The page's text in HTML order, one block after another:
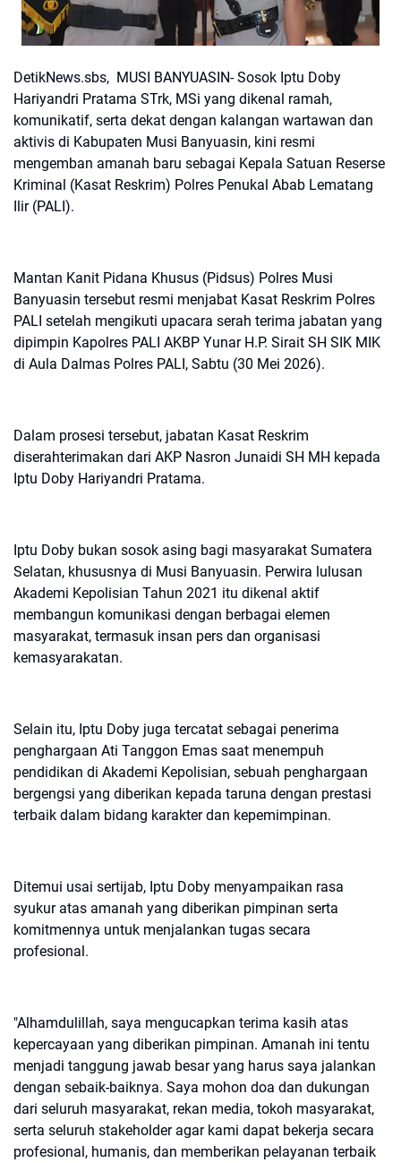
DetikNews.sbs, MUSI BANYUASIN- Sosok Iptu Doby
Hariyandri Pratama STrk, MSi yang dikenal ramah,
komunikatif, serta dekat dengan kalangan wartawan dan
aktivis di Kabupaten Musi Banyuasin, kini resmi
mengemban amanah baru sebagai Kepala Satuan Reserse
Kriminal (Kasat Reskrim) Polres Penukal Abab Lematang
Ilir (PALI).
Mantan Kanit Pidana Khusus (Pidsus) Polres Musi
Banyuasin tersebut resmi menjabat Kasat Reskrim Polres
PALI setelah mengikuti upacara serah terima jabatan yang
dipimpin Kapolres PALI AKBP Yunar H.P. Sirait SH SIK MIK
di Aula Dalmas Polres PALI, Sabtu (30 Mei 2026).
Dalam prosesi tersebut, jabatan Kasat Reskrim
diserahterimakan dari AKP Nasron Junaidi SH MH kepada
Iptu Doby Hariyandri Pratama.
Iptu Doby bukan sosok asing bagi masyarakat Sumatera
Selatan, khususnya di Musi Banyuasin. Perwira lulusan
Akademi Kepolisian Tahun 2021 itu dikenal aktif
membangun komunikasi dengan berbagai elemen
masyarakat, termasuk insan pers dan organisasi
kemasyarakatan.
Selain itu, Iptu Doby juga tercatat sebagai penerima
penghargaan Ati Tanggon Emas saat menempuh
pendidikan di Akademi Kepolisian, sebuah penghargaan
bergengsi yang diberikan kepada taruna dengan prestasi
terbaik dalam bidang karakter dan kepemimpinan.
Ditemui usai sertijab, Iptu Doby menyampaikan rasa
syukur atas amanah yang diberikan pimpinan serta
komitmennya untuk menjalankan tugas secara
profesional.
"Alhamdulillah, saya mengucapkan terima kasih atas
kepercayaan yang diberikan pimpinan. Amanah ini tentu
menjadi tanggung jawab besar yang harus saya jalankan
dengan sebaik-baiknya. Saya mohon doa dan dukungan
dari seluruh masyarakat, rekan media, tokoh masyarakat,
serta seluruh stakeholder agar kami dapat bekerja secara
profesional, humanis, dan memberikan pelayanan terbaik